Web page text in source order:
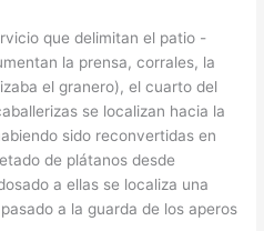
que delimitan el patio -
la prensa, corrales, la
el granero), el cuarto del
se localizan hacia la
sido reconvertidas en
de plátanos desde
a ellas se localiza una
a la guarda de los aperos